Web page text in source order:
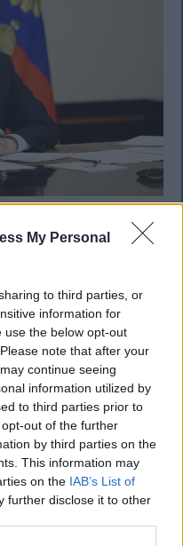
My Personal
to third parties, or
information for
use the below opt-out
note that after your
continue seeing
information utilized by
to third parties prior to
out of the further
by third parties on the
This information may
on the IAB’s List of
further disclose it to other
az amerikai
értékelések
elnök a következő
indíthat egy
tegye a katonai